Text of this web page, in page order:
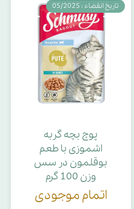
پوچ بچه گربه
اشموزی با طعم
بوقلمون در سس
وزن 100 گرم
اتمام موجودی
تاریخ انقضاء : 05/2025